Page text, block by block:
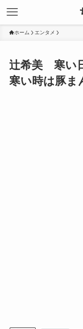
ホーム エンタメ
辻希美 寒い
寒い時は豚ま